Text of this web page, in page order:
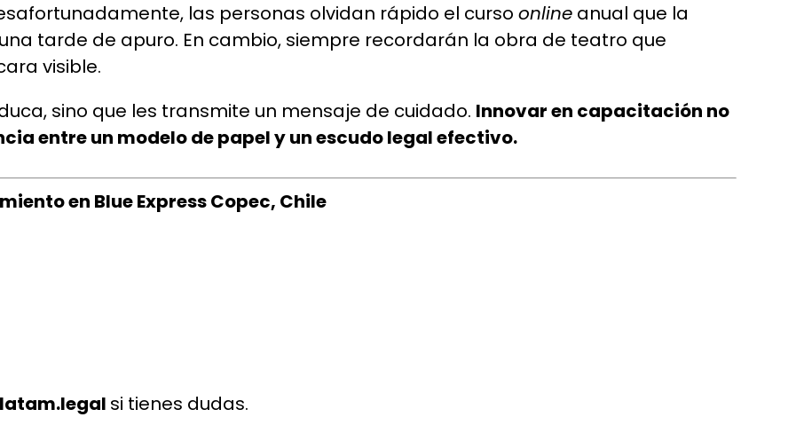
las personas olvidan rápido el cursoonline anual que la
tarde de apuro. En cambio, siempre recordarán la obra de teatro que
visible.
sino que les transmite un mensaje de cuidado. Innovar en capacitación no
entre un modelo de papel y un escudo legal efectivo.
en Blue Express Copec, Chile
si tienes dudas.